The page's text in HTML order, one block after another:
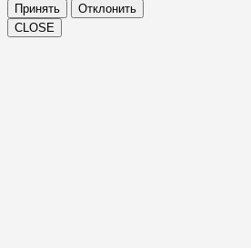
Принять
Отклонить
CLOSE